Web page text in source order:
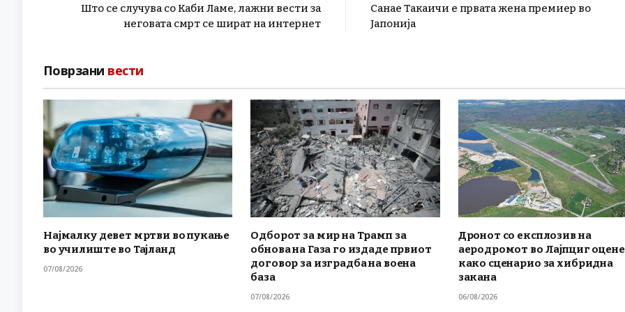
Што се случува со Каби Ламе, лажни вести за
неговата смрт се шират на интернет
Санае Такаичи е првата жена премиер во
Јапонија
Поврзани вести
Најмалку девет мртви во пукање
во училиште во Тајланд
07/08/2026
Одборот за мир на Трамп за
обнова на Газа го издаде првиот
договор за изградба на воена
база
07/08/2026
Дронот со експлозив на
аеродромот во Лајпциг
како сценарио за хибридна
закана
06/08/2026